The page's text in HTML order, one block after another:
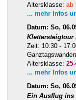
Altersklasse: ab
... mehr Infos
Datum: So,
Klettersteigtour
Zeit: 10:30 -
Altersklasse:
... mehr Infos
Datum: So,
Ein Ausflug ins